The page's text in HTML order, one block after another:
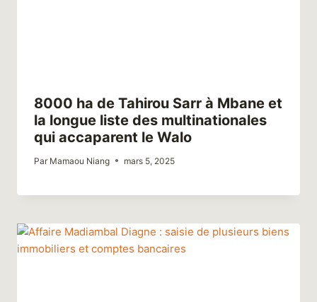
8000 ha de Tahirou Sarr à Mbane et
la longue liste des multinationales
qui accaparent le Walo
Par Mamaou Niang mars 5, 2025